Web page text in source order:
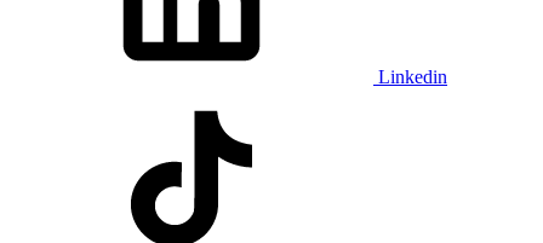
Linkedin